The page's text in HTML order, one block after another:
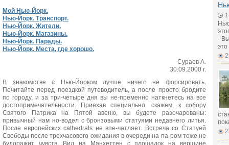
Мой Нью-Йорк.
Нью-Йорк. Транспорт.
Нью-Йорк. Жители.
Нью-Йорк. Магазины.
Нью-Йорк. Парады.
Нью-Йорк. Места, где хорошо.
Сураев А.
30.09.2000 г.
В знакомстве с Нью-Йорком лучше ничего не форсировать.
Почитайте перед поездкой путеводитель, а после просто бродите
по городу, и за три-четыре дня вы не-пременно наткнетесь на все
достопримечательности. Приехав специально, скажем, к собору
Святого Патрика на Пятой авеню, вы будете разочарованы:
привычный нам но-водел с бронзовыми статуями недавнего литья.
После европейских cathedrals не впе-чатляет. Встреча со Статуей
Свободы после трехчасового ожидания в очереди на па-ром тоже не
будоражит чувств. Вид на Манхеттен с площадок на вершине
-
это